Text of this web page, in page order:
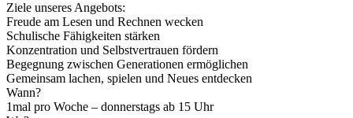
Ziele unseres Angebots:
Freude am Lesen und Rechnen wecken
Schulische Fähigkeiten stärken
Konzentration und Selbstvertrauen fördern
Begegnung zwischen Generationen ermöglichen
Gemeinsam lachen, spielen und Neues entdecken
Wann?
1mal pro Woche – donnerstags ab 15 Uhr